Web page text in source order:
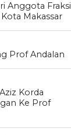
Anggota Fraksi
Makassar
Prof Andalan
Korda
Ke Prof